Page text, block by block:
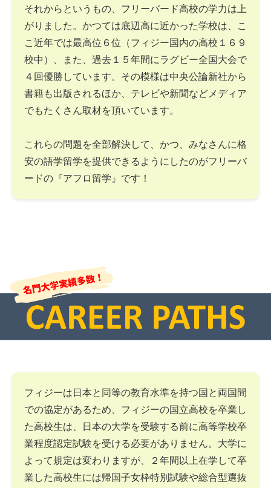
それからというもの、フリーバード高校の学力は上
がりました。かつては底辺高に近かった学校は、こ
こ近年では最高位６位（フィジー国内の高校１６９
校中）、また、過去１５年間にラグビー全国大会で
４回優勝しています。その模様は中央公論新社から
書籍も出版されるほか、テレビや新聞などメディア
でもたくさん取材を頂いています。
これらの問題を全部解決して、かつ、みなさんに格
安の語学留学を提供できるようにしたのがフリーバ
ードの『アフロ留学』です！
フィジーは日本と同等の教育水準を持つ国と両国間
での協定があるため、フィジーの国立高校を卒業し
た高校生は、日本の大学を受験する前に高等学校卒
業程度認定試験を受ける必要がありません。大学に
よって規定は変わりますが、２年間以上在学して卒
業した高校生には帰国子女枠特別試験や総合型選抜